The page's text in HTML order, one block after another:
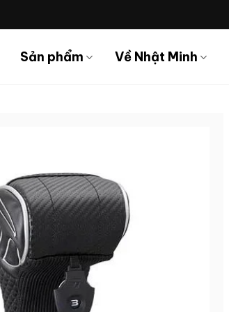
Sản phẩm Về Nhật Minh